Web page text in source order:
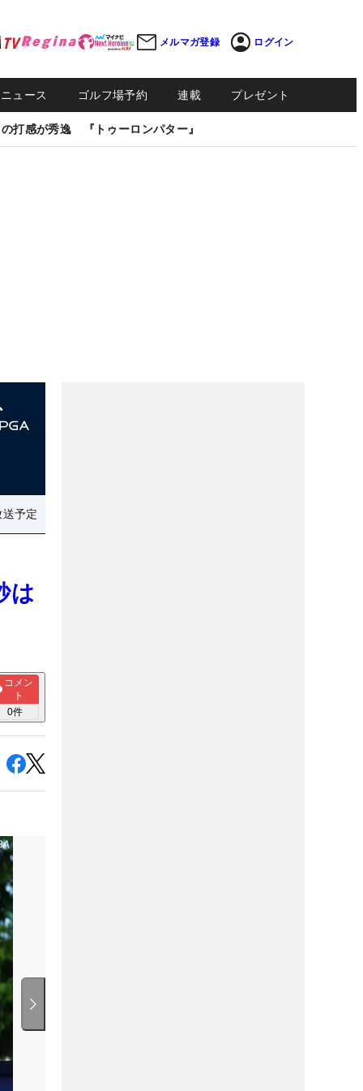
メルマガ登録 ログイン
ュース ゴルフ場予約 連載 プレゼント
打感が秀逸 『トゥーロンパター』
予定
は
コメン
ト
0件